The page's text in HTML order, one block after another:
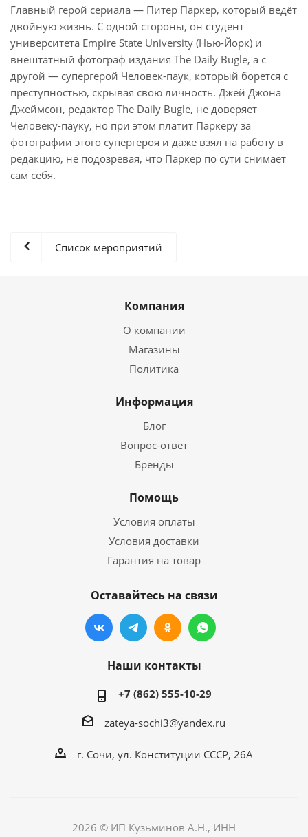
Главный герой сериала — Питер Паркер, который ведёт
двойную жизнь. С одной стороны, он студент
университета Empire State University (Нью-Йорк) и
внештатный фотограф издания The Daily Bugle, а с
другой — супергерой Человек-паук, который борется с
преступностью, скрывая свою личность. Джей Джона
Джеймсон, редактор The Daily Bugle, не доверяет
Человеку-пауку, но при этом платит Паркеру за
фотографии этого супергероя и даже взял на работу в
редакцию, не подозревая, что Паркер по сути снимает
сам себя.
Список мероприятий
Компания
О компании
Магазины
Политика
Информация
Блог
Вопрос-ответ
Бренды
Помощь
Условия оплаты
Условия доставки
Гарантия на товар
Оставайтесь на связи
Наши контакты
+7 (862) 555-10-29
zateya-sochi3@yandex.ru
г. Сочи, ул. Конституции СССР, 26А
2026 © ИП Кузьминов А.Н., ИНН